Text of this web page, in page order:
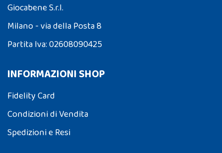
Giocabene S.r.l.
Milano - via della Posta 8
Partita Iva: 02608090425
INFORMAZIONI SHOP
Fidelity Card
Condizioni di Vendita
Spedizioni e Resi